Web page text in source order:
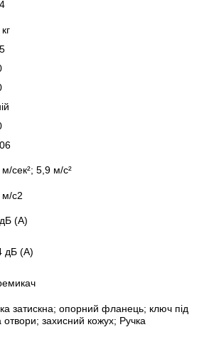
сек²; 5,9 м/с²
м/с2
(А)
дБ (А)
затискна; опорний фланець; ключ під
отвори; захисний кожух; Ручка